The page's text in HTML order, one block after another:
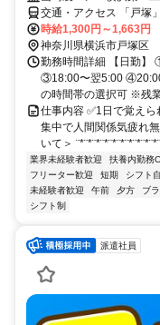
交通・アクセス 「戸塚
グ
時給1,300円～1,663円
神奈川県横浜市戸塚区
勤務時間詳細 【日勤】
③18:00〜翌5:00
の時間帯の選択可 ※残
仕事内容 ✅1日で覚え
集中で人間関係気疲れ
いて＞
業界未経験者歓迎 扶養内勤務
フリーター歓迎
短期 シフト
未経験者歓迎
午前 夕方 ブ
シフト制
派遣社員